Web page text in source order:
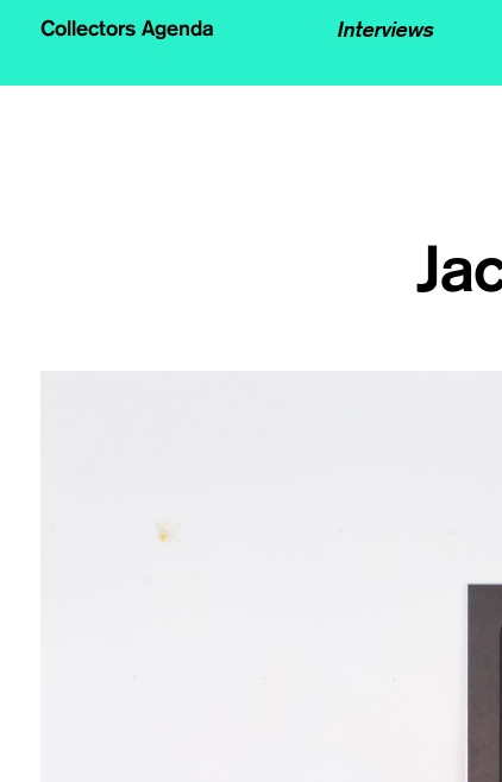
Collectors Agenda Interviews